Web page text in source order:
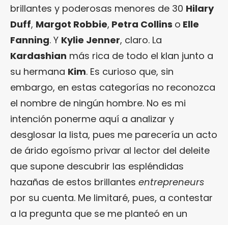
brillantes y poderosas menores de 30 Hilary
Duff, Margot Robbie, Petra Collins o Elle
Fanning. Y Kylie Jenner, claro. La
Kardashian más rica de todo el klan junto a
su hermana Kim. Es curioso que, sin
embargo, en estas categorías no reconozca
el nombre de ningún hombre. No es mi
intención ponerme aquí a analizar y
desglosar la lista, pues me parecería un acto
de árido egoísmo privar al lector del deleite
que supone descubrir las espléndidas
hazañas de estos brillantes entrepreneurs
por su cuenta. Me limitaré, pues, a contestar
a la pregunta que se me planteó en un